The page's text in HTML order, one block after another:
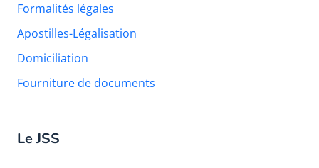
Formalités légales
Apostilles-Légalisation
Domiciliation
Fourniture de documents
Le JSS